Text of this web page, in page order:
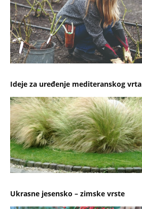
Ideje za uređenje mediteranskog vrta
Ukrasne jesensko – zimske vrste